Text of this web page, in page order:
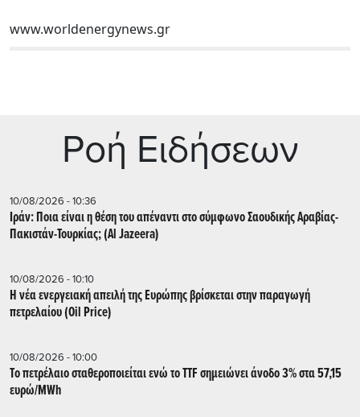
www.worldenergynews.gr
Ρoή Ειδήσεων
10/08/2026 - 10:36
Ιράν: Ποια είναι η θέση του απέναντι στο σύμφωνο Σαουδικής Αραβίας-
Πακιστάν-Τουρκίας; (Al Jazeera)
10/08/2026 - 10:10
Η νέα ενεργειακή απειλή της Ευρώπης βρίσκεται στην παραγωγή
πετρελαίου (Oil Price)
10/08/2026 - 10:00
Tο πετρέλαιο σταθεροποιείται ενώ το TTF σημειώνει άνοδο 3% στα 57,15
ευρώ/MWh